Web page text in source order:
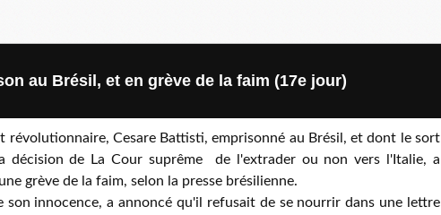
au Brésil, et en grève de la faim (17e jour)
révolutionnaire, Cesare Battisti, emprisonné au Brésil, et dont le sort
décision de La Cour suprême de l'extrader ou non vers l'Italie, a
grève de la faim, selon la presse brésilienne.
son innocence, a annoncé qu'il refusait de se nourrir dans une lettre